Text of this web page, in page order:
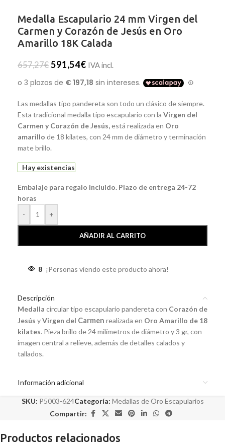
Medalla Escapulario 24 mm Virgen del
Carmen y Corazón de Jesús en Oro
Amarillo 18K Calada
657,27€ 591,54€ IVA incl.
Las medallas tipo pandereta son todo un clásico de siempre.
Esta tradicional medalla tipo escapulario con la Virgen del
Carmen y Corazón de Jesús,está realizada en Oro
amarillo de 18 kilates, con 24 mm de diámetro y terminación
mate brillo.
Hay existencias
Embalaje para regalo incluido. Plazo de entrega 24-72
horas
-
+
AÑADIR AL CARRITO
8 ¡Personas viendo este producto ahora!
Descripción
Medalla circular tipo escapulario pandereta con Corazón de
Jesús yVirgen del Carmen realizada en Oro Amarillo de 18
kilates. Pieza brillo de 24 milímetros de diámetro y 3 gr, con
imagen central a relieve, además de detalles calados y
tallados.
Información adicional
SKU: P5003-624Categoría: Medallas de Oro Escapularios
Compartir:
Productos relacionados